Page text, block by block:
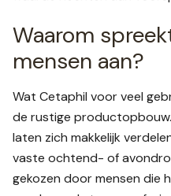
Waarom
mensen aan?
Wat Cetaphil voor veel
de rustige
laten zich makkelijk
vaste ochtend- of
gekozen door mensen die